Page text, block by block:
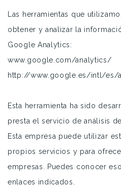
Las herramientas que
obtener y analizar la
Google Analytics:
www.google.com/analytics/
http://www.google.es/intl/es/
Esta herramienta ha sido
presta el servicio de análisis
Esta empresa puede utilizar
propios servicios y para
empresas. Puedes conocer
enlaces indicados.